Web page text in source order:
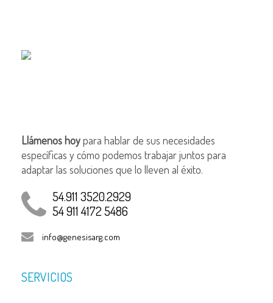
Llámenos hoypara hablar de sus necesidades
específicas y cómo podemos trabajar juntos para
adaptar las soluciones que lo lleven al éxito.
54.911 3520.2929
54 911 4172 5486
info@genesisarg.com
SERVICIOS